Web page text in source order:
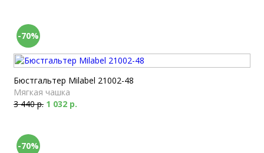
-70%
Бюстгальтер Milabel 21002-48
Мягкая чашка
3 440 р. 1 032 р.
-70%